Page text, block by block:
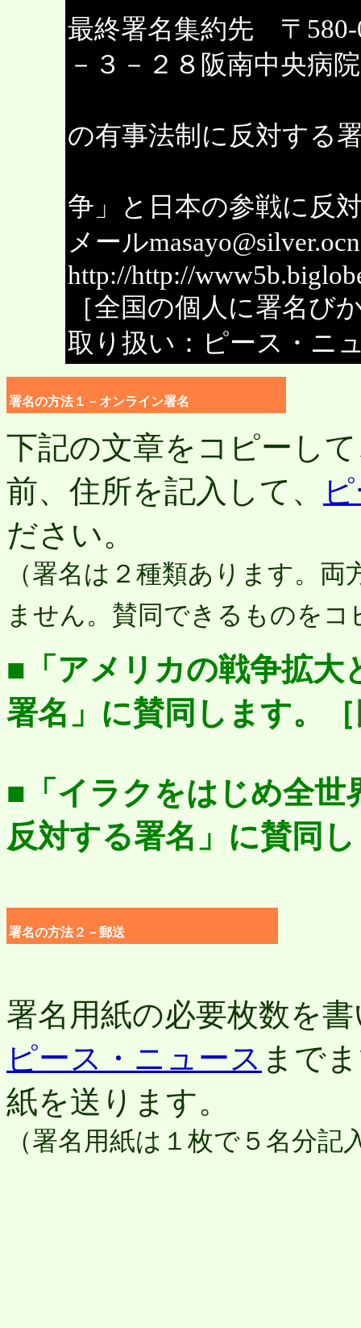
最終署名集約先 〒
－３－２８阪南中央病
の有事法制に反対する
争」と日本の参戦に反
メール
http://http://
［全国の個人に署名び
取り扱い： ピース・ニ
署名の方法１－オンライン署名
下記の文章をコピーし
前、住所を記入して、
ださい。
（署名は２種類あります。
ません。賛同できるものを
■「アメリカの戦争拡大
署名」に賛同します。
■「イラクをはじめ全世
反対する署名」に賛同
署名の方法２－郵送
署名用紙の必要枚数を
ピース・ニュース まで
紙を送ります。
（署名用紙は１枚で５名分記